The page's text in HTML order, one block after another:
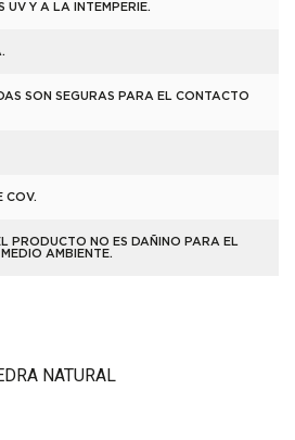
UV Y A LA INTEMPERIE.
SON SEGURAS PARA EL CONTACTO
COV.
PRODUCTO NO ES DAÑINO PARA EL
AMBIENTE.
NATURAL